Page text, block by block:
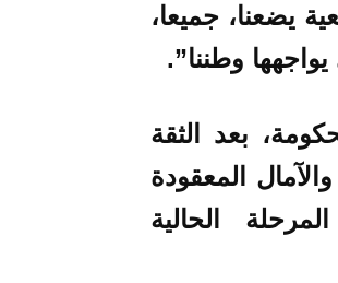
يضعنا، جميعا،
وطننا”.
بعد الثقة
المعقودة
الحالية